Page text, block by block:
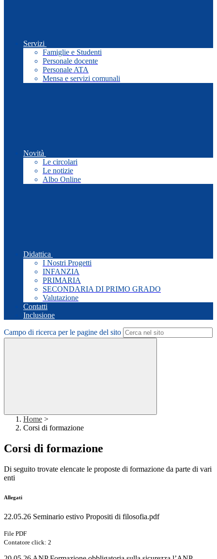
Servizi
Famiglie e Studenti
Personale docente
Personale ATA
Mensa e servizi comunali
Novità
Le circolari
Le notizie
Albo Online
Didattica
I Nostri Progetti
INFANZIA
PRIMARIA
SECONDARIA DI PRIMO GRADO
Valutazione
Contatti
Inclusione
Campo di ricerca per le pagine del sito
Home >
Corsi di formazione
Corsi di formazione
Di seguito trovate elencate le proposte di formazione da parte di vari
enti
Allegati
22.05.26 Seminario estivo Propositi di filosofia.pdf
File PDF
Contatore click: 2